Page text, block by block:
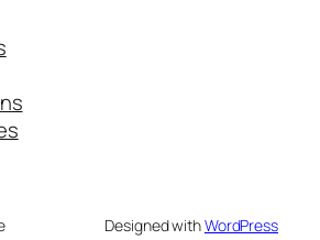
Designed withWordPress